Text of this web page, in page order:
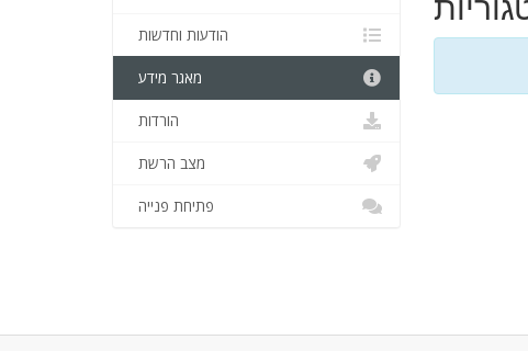
הודעות וחדשות
מאגר מידע
הורדות
מצב הרשת
פתיחת פנייה